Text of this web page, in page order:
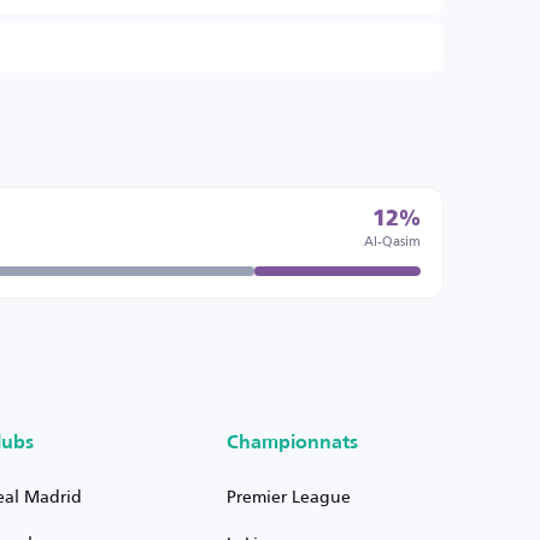
12%
Al-Qasim
Madrid
Championnats
Premier League